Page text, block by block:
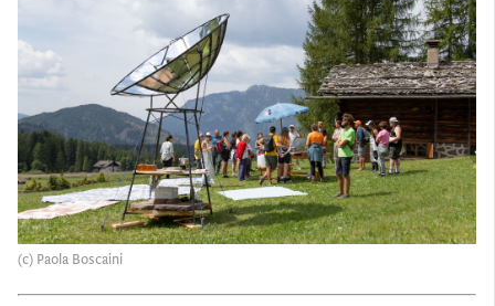
(c) Paola Boscaini